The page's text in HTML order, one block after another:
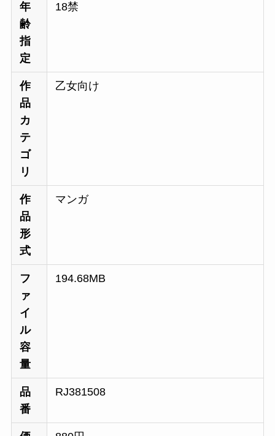
年
齢
指
定
18禁
作
品
カ
テ
ゴ
リ
乙女向け
作
品
形
式
マンガ
フ
ァ
イ
ル
容
量
194.68MB
品
番
RJ381508